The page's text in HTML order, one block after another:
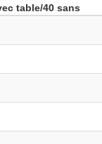
table/40 sans